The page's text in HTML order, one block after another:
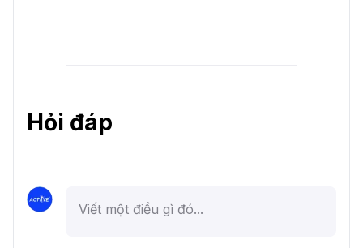
Hỏi đáp